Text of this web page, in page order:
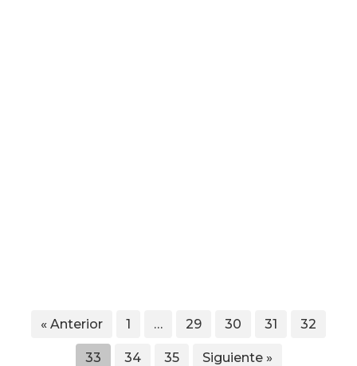
« Anterior 1 … 29 30 31 32
33 34 35 Siguiente »